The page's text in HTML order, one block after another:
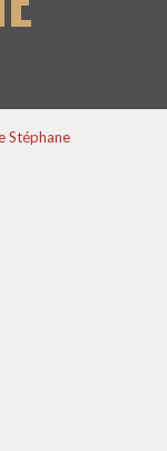
Stéphane